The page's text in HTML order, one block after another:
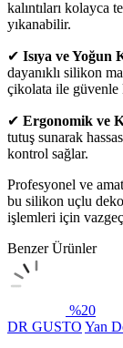
kalıntıları kolayca
yıkanabilir.
✔ Isıya ve Yoğun
dayanıklı silikon
çikolata ile güvenle
✔ Ergonomik ve
tutuş sunarak
kontrol sağlar.
Profesyonel ve
bu silikon uçlu
işlemleri için
Benzer Ürünler
%20
DR GUSTO Yan